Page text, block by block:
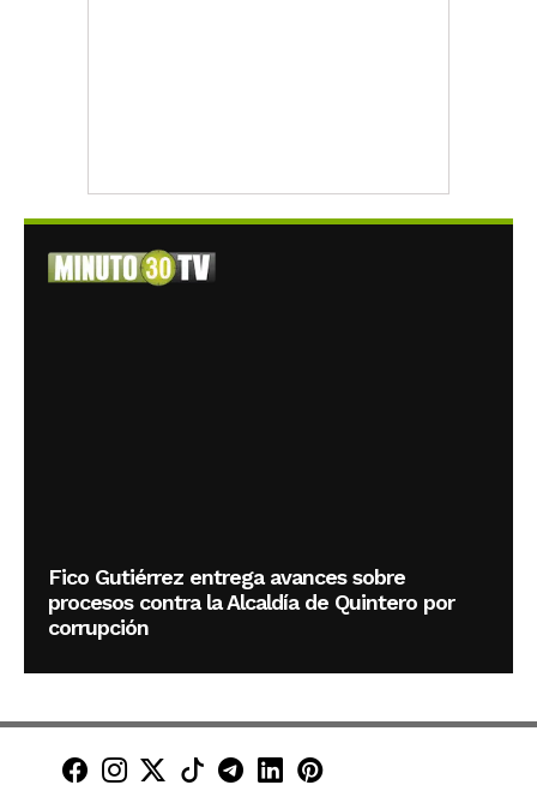
Fico Gutiérrez entrega avances sobre
procesos contra la Alcaldía de Quintero por
corrupción
Minuto30 en Facebook
Minuto30 en Instagram
Minuto30 en X (Twitter)
Minuto30 en TikTok
Canal de Minuto30 en
Minuto30 en LinkedIn
Minuto30 en